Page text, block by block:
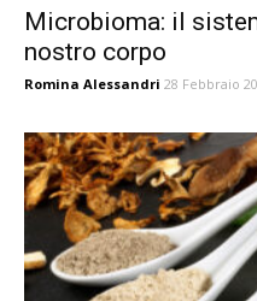
Microbioma: il
nostro corpo
Romina Alessandri 28 Febbraio